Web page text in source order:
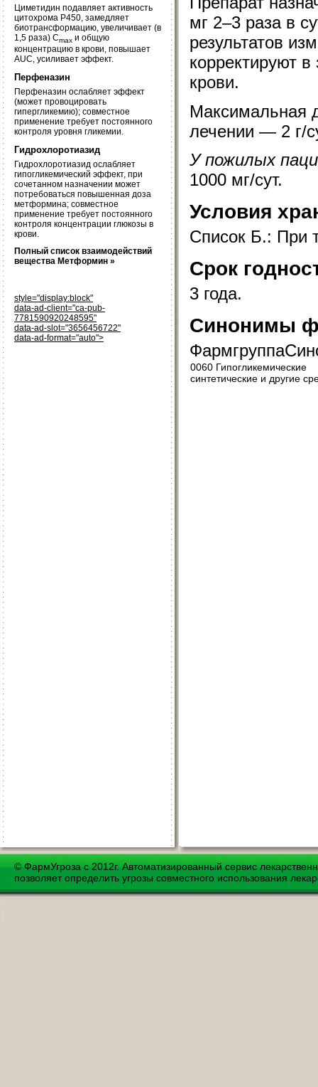
Циметидин подавляет активность
цитохрома Р450, замедляет
биотрансформацию, увеличивает (в
1,5 раза) Cmax и общую
концентрацию в крови, повышает
AUC, усиливает эффект.
Перфеназин
Перфеназин ослабляет эффект
(может провоцировать
гипергликемию); совместное
применение требует постоянного
контроля уровня гликемии.
Гидрохлоротиазид
Гидрохлоротиазид ослабляет
гипогликемический эффект, при
сочетанном назначении может
потребоваться повышенная доза
метформина; совместное
применение требует постоянного
контроля концентрации глюкозы в
крови.
Полный список взаимодействий
вещества Метформин »
style="display:block"
data-ad-client="ca-pub-
7781590920248595"
data-ad-slot="3656456722"
data-ad-format="auto">
мг 2–3 раза в
результатов
корректируют
крови.
Максимальная
лечении — 2 г/
У пожилых
1000 мг/сут.
Условия
Список Б.: При
Срок
3 года.
Синонимы
0060 Гипогликемические
синтетические и другие
© ФармУгроза с 2012г. Автоматизированный сервис
позволяет определить угрозы совместного использования